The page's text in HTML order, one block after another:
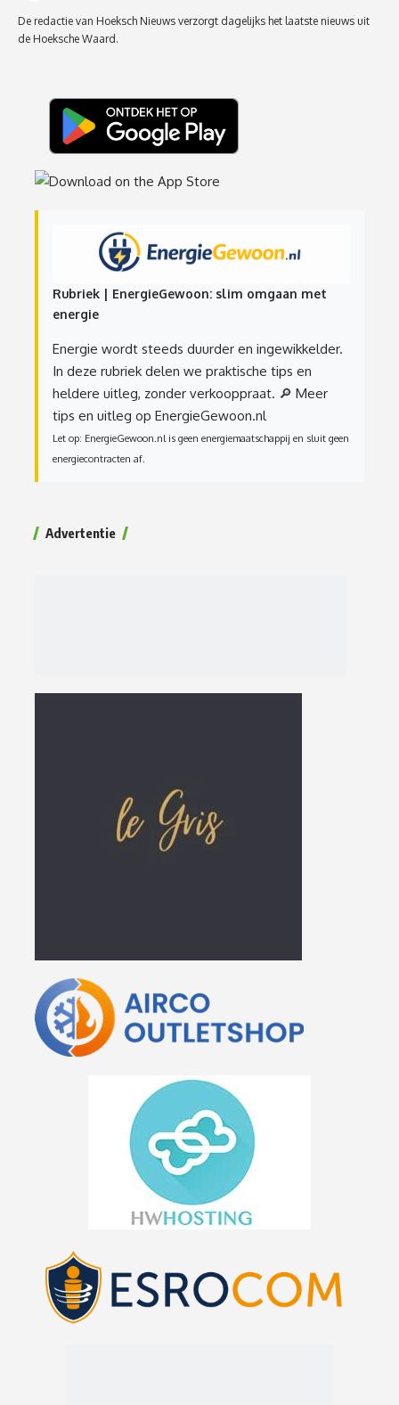
De redactie van Hoeksch Nieuws verzorgt dagelijks het laatste nieuws uit
de Hoeksche Waard.
Rubriek | EnergieGewoon: slim omgaan met
energie
Energie wordt steeds duurder en ingewikkelder.
In deze rubriek delen we praktische tips en
heldere uitleg, zonder verkooppraat. 🔎 Meer
tips en uitleg op EnergieGewoon.nl
Let op: EnergieGewoon.nl is geen energiemaatschappij en sluit geen
energiecontracten af.
Advertentie